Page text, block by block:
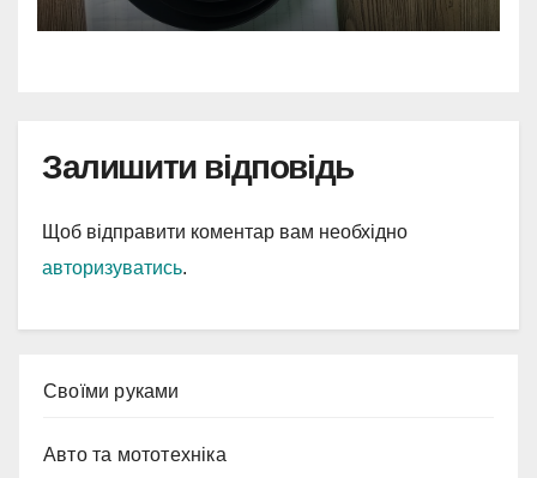
Залишити відповідь
Щоб відправити коментар вам необхідно
авторизуватись.
Cвоїми руками
Авто та мототехніка